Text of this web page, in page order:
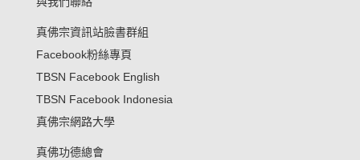
真佛宗資訊站臉書群組
Facebook粉絲專頁
TBSN Facebook English
TBSN Facebook Indonesia
真佛宗網路大學
真佛功德總會